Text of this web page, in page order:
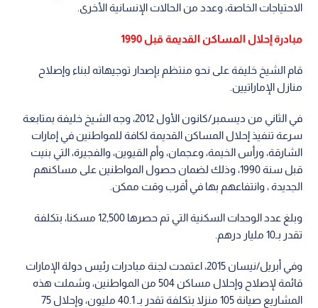
الاحتياجات الخاصة، وعدد من الحالات الإنسانية الأخرى.
مبادرة إحلال المساكن القديمة قبل 1990
قام الشيخ خليفة على نحو منتظم بإصدار توجيهاته لبناء وإصلاح
منازل الإماراتيين.
في الثاني من ديسمبر/كانون الأول 2012، وجه الشيخ خليفة بمتابعة
سرعة تنفيذ إحلال المساكن القديمة لكافة للمواطنين في إمارات
الشارقة، ورأس الخيمة، وعجمان، وأم القيوين، والفجيرة، التي بنيت
قبل سنة 1990، وذلك لضمان حصول المواطنين على مساكنهم
الجديدة ، وانتفاعهم بها في أقرب وقت ممكن.
وبلغ عدد الوحدات السكنية التي تم حصرها 12,500 مسكنا، بتكلفة
تقدر بـ10 مليار درهم.
وفي أبريل/نيسان 2015، اعتمدت لجنة مبادرات رئيس دولة الإمارات
قائمة لإصلاح وإحلال مساكن 504 من المواطنين، وشملت هذه
المشاريع صيانة 105 منزلا بتكلفة تقدر بـ 40.1 مليون، وإحلال 75